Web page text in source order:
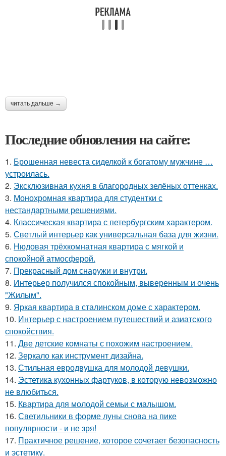
читать дальше →
Последние обновления на сайте:
1. Брошенная невеста сиделкой к богатому мужчине …
устроилась.
2. Эксклюзивная кухня в благородных зелёных оттенках.
3. Монохромная квартира для студентки с
нестандартными решениями.
4. Классическая квартира с петербургским характером.
5. Светлый интерьер как универсальная база для жизни.
6. Нюдовая трёхкомнатная квартира с мягкой и
спокойной атмосферой.
7. Прекрасный дом снаружи и внутри.
8. Интерьер получился спокойным, выверенным и очень
"Жилым".
9. Яркая квартира в сталинском доме с характером.
10. Интерьер с настроением путешествий и азиатского
спокойствия.
11. Две детские комнаты с похожим настроением.
12. Зеркало как инструмент дизайна.
13. Стильная евродвушка для молодой девушки.
14. Эстетика кухонных фартуков, в которую невозможно
не влюбиться.
15. Квартира для молодой семьи с малышом.
16. Светильники в форме луны снова на пике
популярности - и не зря!
17. Практичное решение, которое сочетает безопасность
и эстетику.